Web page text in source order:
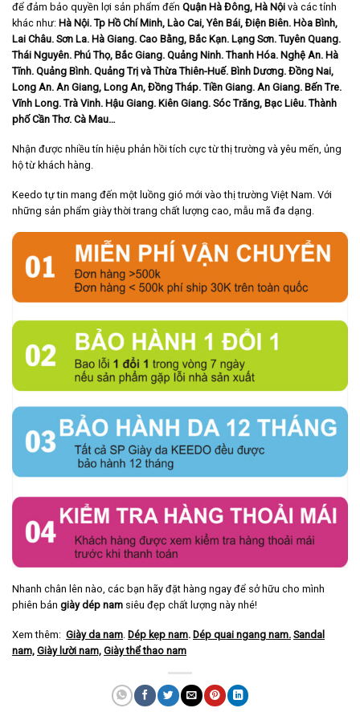
để đảm bảo quyền lợi sản phẩm đến Quận Hà Đông, Hà Nội và các tỉnh
khác như: Hà Nội. Tp Hồ Chí Minh, Lào Cai, Yên Bái, Điện Biên. Hòa Bình,
Lai Châu. Sơn La. Hà Giang. Cao Bằng, Bắc Kạn. Lạng Sơn. Tuyên Quang.
Thái Nguyên. Phú Thọ, Bắc Giang. Quảng Ninh. Thanh Hóa. Nghệ An. Hà
Tĩnh. Quảng Bình. Quảng Trị và Thừa Thiên-Huế. Bình Dương. Đồng Nai,
Long An. An Giang, Long An, Đồng Tháp. Tiền Giang. An Giang. Bến Tre.
Vĩnh Long. Trà Vinh. Hậu Giang. Kiên Giang. Sóc Trăng, Bạc Liêu. Thành
phố Cần Thơ. Cà Mau…
Nhận được nhiều tín hiệu phản hồi tích cực từ thị trường và yêu mến, ủng
hộ từ khách hàng.
Keedo tự tin mang đến một luồng gió mới vào thị trường Việt Nam. Với
những sản phẩm giày thời trang chất lượng cao, mẫu mã đa dạng.
Nhanh chân lên nào, các bạn hãy đặt hàng ngay để sở hữu cho mình
phiên bản giày dép nam siêu đẹp chất lượng này nhé!
Xem thêm: Giày da nam Dép kẹp nam. Dép quai ngang nam. Sandal
nam, Giày lười nam, Giày thể thao nam